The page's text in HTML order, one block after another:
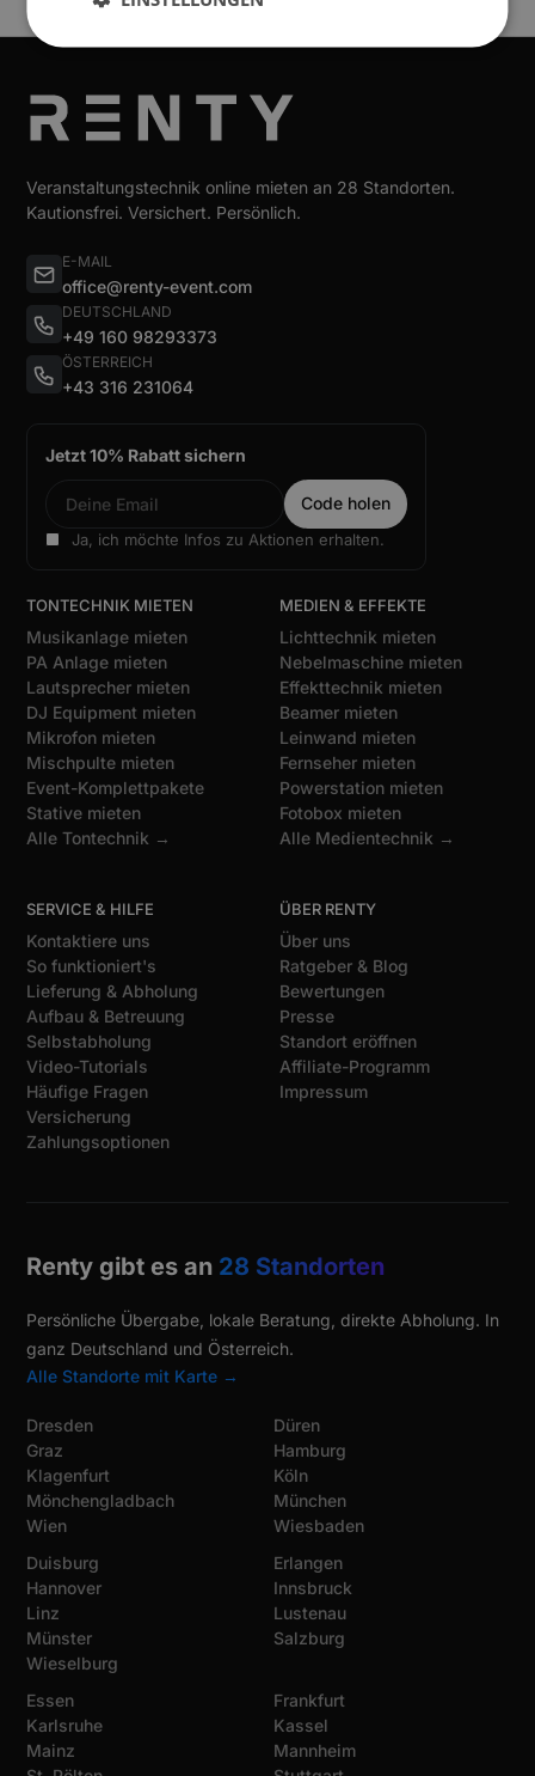
Veranstaltungstechnik online mieten an 28 Standorten.
Kautionsfrei. Versichert. Persönlich.
E-MAIL
office@renty-event.com
DEUTSCHLAND
+49 160 98293373
ÖSTERREICH
+43 316 231064
Jetzt 10% Rabatt sichern
Ja, ich möchte Infos zu Aktionen erhalten.
TONTECHNIK MIETEN
Musikanlage mieten
PA Anlage mieten
Lautsprecher mieten
DJ Equipment mieten
Mikrofon mieten
Mischpulte mieten
Event-Komplettpakete
Stative mieten
Alle Tontechnik →
MEDIEN & EFFEKTE
Lichttechnik mieten
Nebelmaschine mieten
Effekttechnik mieten
Beamer mieten
Leinwand mieten
Fernseher mieten
Powerstation mieten
Fotobox mieten
Alle Medientechnik →
SERVICE & HILFE
Kontaktiere uns
So funktioniert's
Lieferung & Abholung
Aufbau & Betreuung
Selbstabholung
Video-Tutorials
Häufige Fragen
Versicherung
Zahlungsoptionen
ÜBER RENTY
Über uns
Ratgeber & Blog
Bewertungen
Presse
Standort eröffnen
Affiliate-Programm
Impressum
Renty gibt es an 28 Standorten
Persönliche Übergabe, lokale Beratung, direkte Abholung. In
ganz Deutschland und Österreich.
Alle Standorte mit Karte →
Dresden
Graz
Klagenfurt
Mönchengladbach
Wien
Düren
Hamburg
Köln
München
Wiesbaden
Duisburg
Hannover
Linz
Münster
Wieselburg
Erlangen
Innsbruck
Lustenau
Salzburg
Essen
Karlsruhe
Mainz
Frankfurt
Kassel
Mannheim